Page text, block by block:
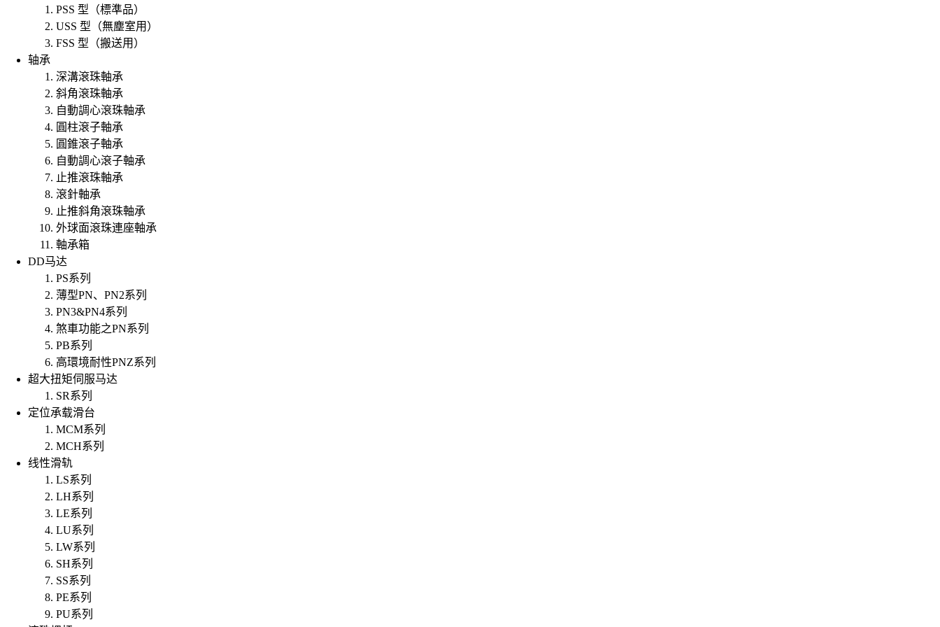
PSS 型（標準品）
USS 型（無塵室用）
FSS 型（搬送用）
轴承
深溝滾珠軸承
斜角滾珠軸承
自動調心滾珠軸承
圓柱滾子軸承
圓錐滾子軸承
自動調心滾子軸承
止推滾珠軸承
滾針軸承
止推斜角滾珠軸承
外球面滾珠連座軸承
軸承箱
DD马达
PS系列
薄型PN、PN2系列
PN3&PN4系列
煞車功能之PN系列
PB系列
高環境耐性PNZ系列
超大扭矩伺服马达
SR系列
定位承载滑台
MCM系列
MCH系列
线性滑轨
LS系列
LH系列
LE系列
LU系列
LW系列
SH系列
SS系列
PE系列
PU系列